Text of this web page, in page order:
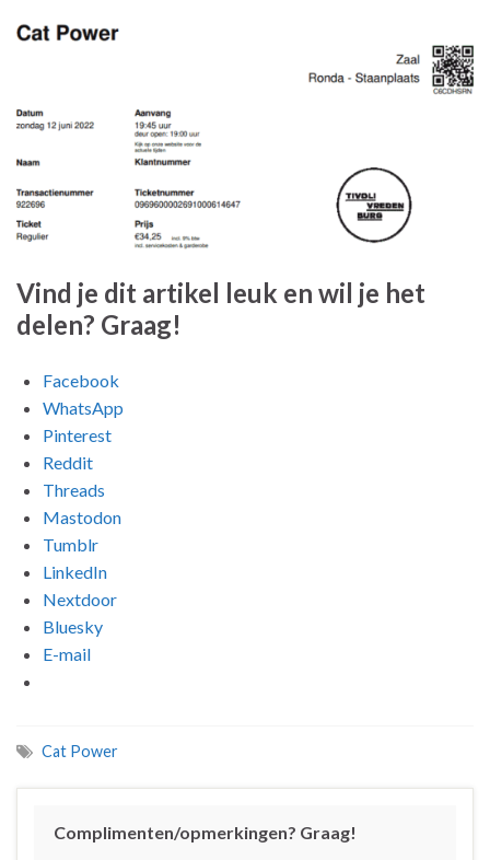
Vind je dit artikel leuk en wil je het
delen? Graag!
Facebook
WhatsApp
Pinterest
Reddit
Threads
Mastodon
Tumblr
LinkedIn
Nextdoor
Bluesky
E-mail
Cat Power
Complimenten/opmerkingen? Graag!